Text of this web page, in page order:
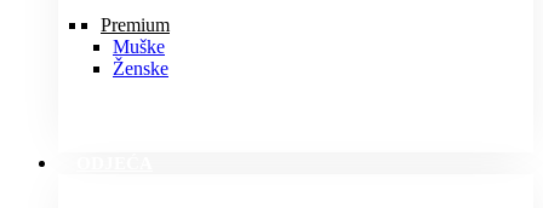
Premium
Muške
Ženske